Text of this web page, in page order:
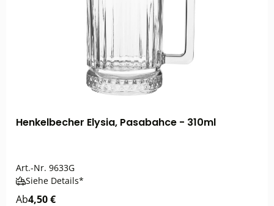
Henkelbecher Elysia, Pasabahce - 310ml
Art.-Nr. 9633G
Siehe Details*
Ab4,50 €